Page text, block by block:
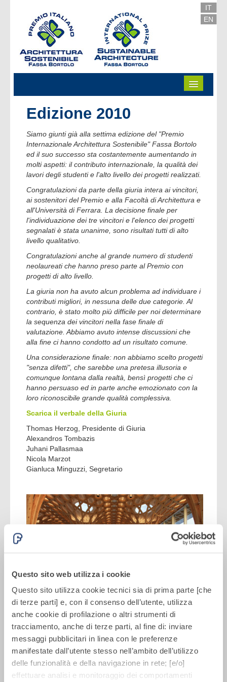
Questo sito web utilizza i cookie
Questo sito utilizza cookie tecnici sia di prima parte [che
di terze parti] e, con il consenso dell’utente, utilizza
anche cookie di profilazione o altri strumenti di
tracciamento, anche di terze parti, al fine di: inviare
messaggi pubblicitari in linea con le preferenze
manifestate dall’utente stesso nell’ambito dell’utilizzo
delle funzionalità e della navigazione in rete; [e/o]
effettuare analisi e monitoraggio dei comportamenti
IT
EN
Edizione 2010
Siamo giunti già alla settima edizione del "Premio
Internazionale Architettura Sostenibile" Fassa Bortolo
ed il suo successo sta costantemente aumentando in
molti aspetti: il contributo internazionale, la qualità dei
lavori degli studenti e l'alto livello dei progetti realizzati.
Congratulazioni da parte della giuria intera ai vincitori,
ai sostenitori del Premio e alla Facoltà di Architettura e
all'Università di Ferrara. La decisione finale per
l'individuazione dei tre vincitori e l'elenco dei progetti
segnalati è stata unanime, sono risultati tutti di alto
livello qualitativo.
Congratulazioni anche al grande numero di studenti
neolaureati che hanno preso parte al Premio con
progetti di alto livello.
La giuria non ha avuto alcun problema ad individuare i
contributi migliori, in nessuna delle due categorie. Al
contrario, è stato molto più difficile per noi determinare
la sequenza dei vincitori nella fase finale di
valutazione. Abbiamo avuto intense discussioni che
alla fine ci hanno condotto ad un risultato comune.
Una considerazione finale: non abbiamo scelto progetti
"senza difetti", che sarebbe una pretesa illusoria e
comunque lontana dalla realtà, bensì progetti che ci
hanno persuaso ed in parte anche emozionato con la
loro riconoscibile grande qualità complessiva.
Scarica il verbale della Giuria
Thomas Herzog, Presidente di Giuria
Alexandros Tombazis
Juhani Pallasmaa
Nicola Marzot
Gianluca Minguzzi, Segretario
EDIZIONE 2025
EDIZIONE 2024
EDIZIONE 2023